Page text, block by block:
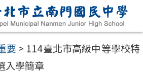
要> 114臺北市高級中等學校特
入學簡章